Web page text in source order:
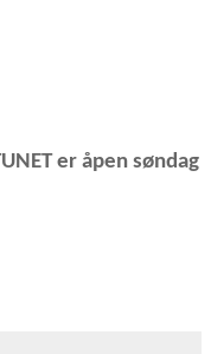
er åpen søndag
is